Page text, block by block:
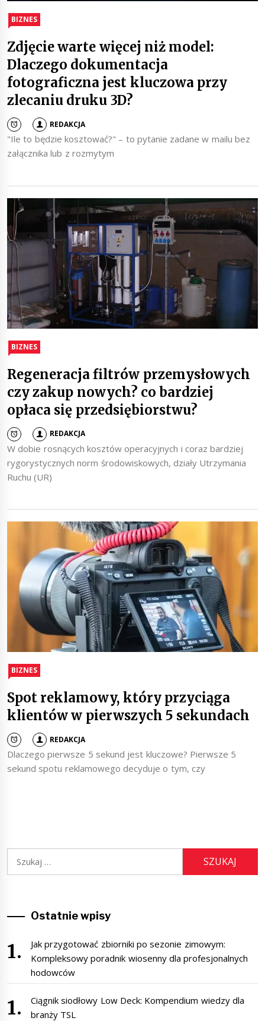
BIZNES
Zdjęcie warte więcej niż model:
Dlaczego dokumentacja
fotograficzna jest kluczowa przy
zlecaniu druku 3D?
REDAKCJA
"Ile to będzie kosztować?" – to pytanie zadane w mailu bez
załącznika lub z rozmytym
BIZNES
Regeneracja filtrów przemysłowych
czy zakup nowych? co bardziej
opłaca się przedsiębiorstwu?
REDAKCJA
W dobie rosnących kosztów operacyjnych i coraz bardziej
rygorystycznych norm środowiskowych, działy Utrzymania
Ruchu (UR)
BIZNES
Spot reklamowy, który przyciąga
klientów w pierwszych 5 sekundach
REDAKCJA
Dlaczego pierwsze 5 sekund jest kluczowe? Pierwsze 5
sekund spotu reklamowego decyduje o tym, czy
Ostatnie wpisy
Jak przygotować zbiorniki po sezonie zimowym:
Kompleksowy poradnik wiosenny dla profesjonalnych
hodowców
Ciągnik siodłowy Low Deck: Kompendium wiedzy dla
branży TSL